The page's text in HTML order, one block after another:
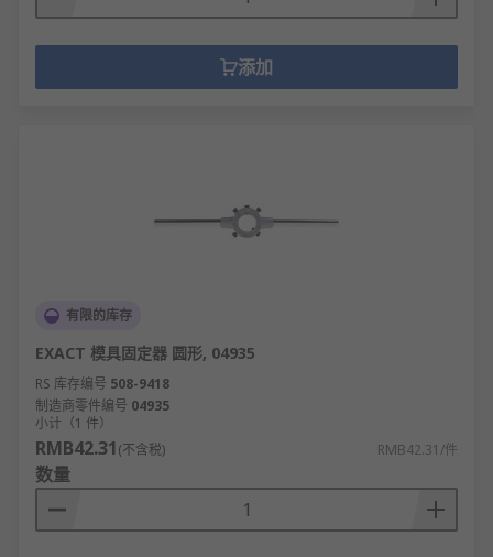
添加
有限的库存
EXACT 模具固定器 圆形, 04935
RS 库存编号 508-9418
制造商零件编号 04935
小计（1 件）
RMB42.31(不含税) RMB42.31/件
数量